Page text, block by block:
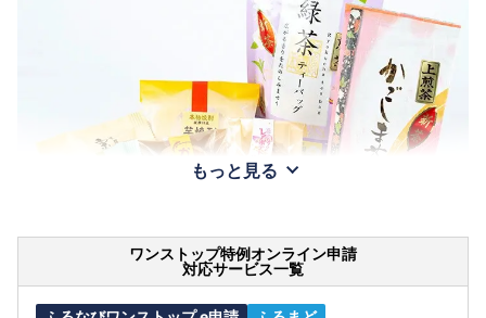
もっと見る
ワンストップ特例オンライン申請
対応サービス一覧